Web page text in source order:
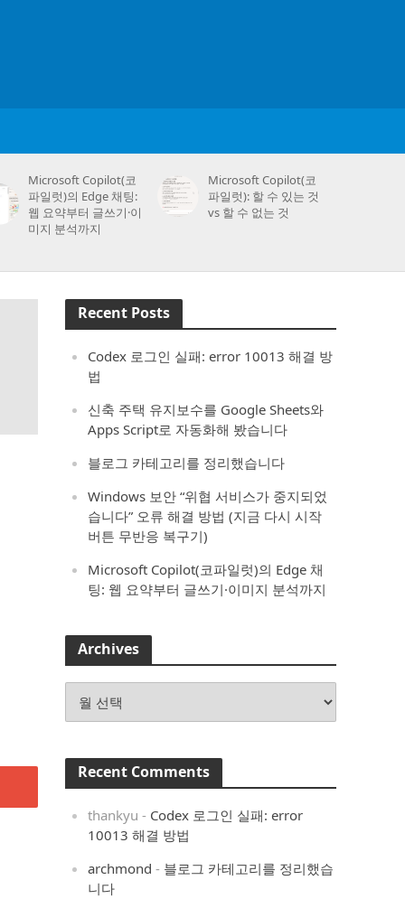
Microsoft Copilot(코
파일럿)의 Edge 채팅:
웹 요약부터 글쓰기·이
미지 분석까지
Microsoft Copilot(코
파일럿): 할 수 있는 것
vs 할 수 없는 것
Recent Posts
Codex 로그인 실패: error 10013 해결 방
법
신축 주택 유지보수를 Google Sheets와
Apps Script로 자동화해 봤습니다
블로그 카테고리를 정리했습니다
Windows 보안 “위협 서비스가 중지되었
습니다” 오류 해결 방법 (지금 다시 시작
버튼 무반응 복구기)
Microsoft Copilot(코파일럿)의 Edge 채
팅: 웹 요약부터 글쓰기·이미지 분석까지
Archives
Recent Comments
thankyu - Codex 로그인 실패: error
10013 해결 방법
archmond - 블로그 카테고리를 정리했습
니다